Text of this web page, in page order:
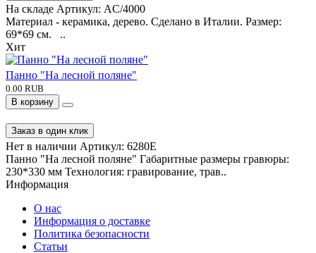
33 000.00 RUB
В корзину
Заказ в один клик
На складе Артикул:AC/4000
Материал - керамика, дерево. Сделано в Италии. Размер:
69*69 см. ..
Хит
Панно "На лесной поляне"
0.00 RUB
В корзину
Заказ в один клик
Панно "На лесной поляне" Габаритные размеры гравюры:
230*330 мм Технология: гравирование, трав..
Информация